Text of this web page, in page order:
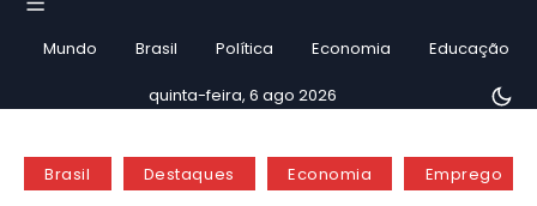
Mundo Brasil Política Economia Educação
quinta-feira, 6 ago 2026
Brasil Destaques Economia Emprego